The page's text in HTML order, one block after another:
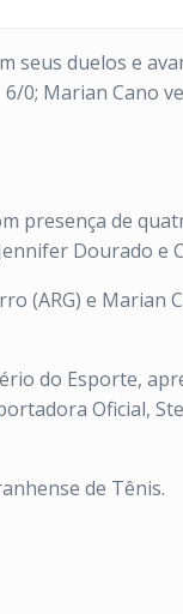
seus duelos e
0; Marian Cano
presença de
Dourado e
(ARG) e Marian
do Esporte,
Oficial,
de Tênis.